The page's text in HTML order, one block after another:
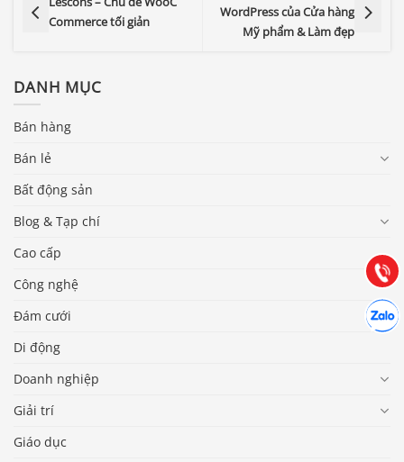
Commerce tối giản
WordPress của Cửa hàng
Mỹ phẩm & Làm đẹp
DANH MỤC
Bán hàng
Bán lẻ
Bất động sản
Blog & Tạp chí
Cao cấp
Công nghệ
Đám cưới
Di động
Doanh nghiệp
Giải trí
Giáo dục
Gọi
(028) 22.166.144
Chát